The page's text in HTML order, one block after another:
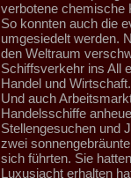
verbotene chemische
So konnten auch die
umgesiedelt werden.
den Weltraum
Schiffsverkehr ins All
Handel und
Und auch
Handelsschiffe
Stellengesuchen und
zwei
sich führten. Sie
Luxusjacht erhalten